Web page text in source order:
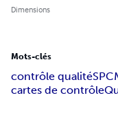
Dimensions
Mots-clés
contrôle qualitéSPC
cartes de contrôle